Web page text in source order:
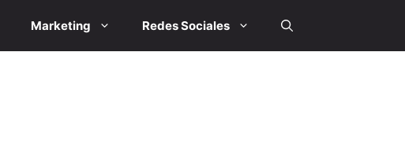
Marketing Redes Sociales